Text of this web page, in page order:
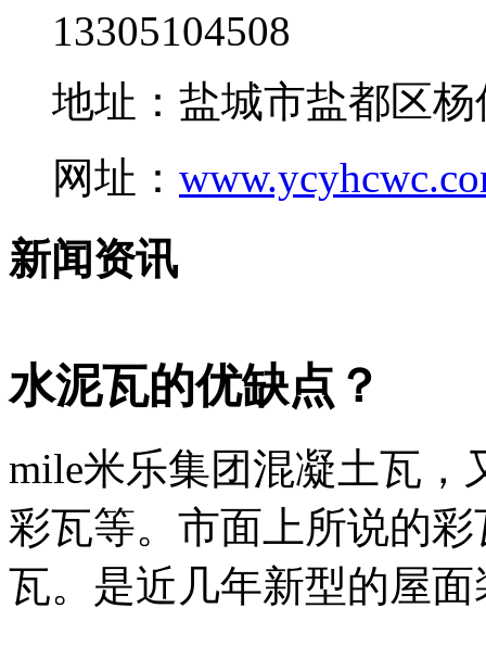
13305104508
地址：盐城市盐都区
网址：
新闻资讯
水泥瓦的优缺点？
mile米乐集团混凝土瓦，
彩瓦等。市面上所说的
瓦。是近几年新型的屋